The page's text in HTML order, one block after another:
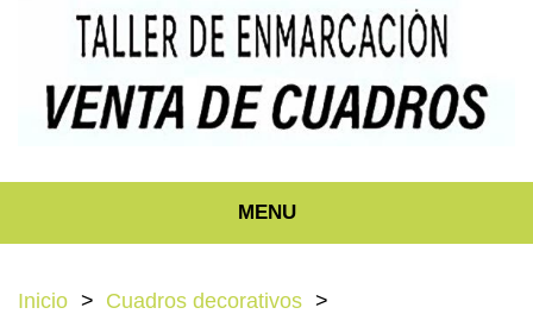
MENU
Inicio
Cuadros decorativos